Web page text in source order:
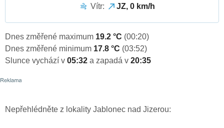
Vítr:
JZ, 0 km/h
Dnes změřené maximum 19.2 °C (00:20)
Dnes změřené minimum 17.8 °C (03:52)
Slunce vychází v 05:32 a zapadá v 20:35
Nepřehlédněte z lokality Jablonec nad Jizerou: